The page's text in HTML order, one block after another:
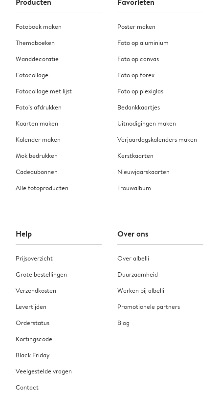
Producten
Fotoboek maken
Themaboeken
Wanddecoratie
Fotocollage
Fotocollage met lijst
Foto’s afdrukken
Kaarten maken
Kalender maken
Mok bedrukken
Cadeaubonnen
Alle fotoproducten
Favorieten
Poster maken
Foto op aluminium
Foto op canvas
Foto op forex
Foto op plexiglas
Bedankkaartjes
Uitnodigingen maken
Verjaardagskalenders maken
Kerstkaarten
Nieuwjaarskaarten
Trouwalbum
Help
Prijsoverzicht
Grote bestellingen
Verzendkosten
Levertijden
Orderstatus
Kortingscode
Black Friday
Veelgestelde vragen
Contact
Over ons
Over albelli
Duurzaamheid
Werken bij albelli
Promotionele partners
Blog